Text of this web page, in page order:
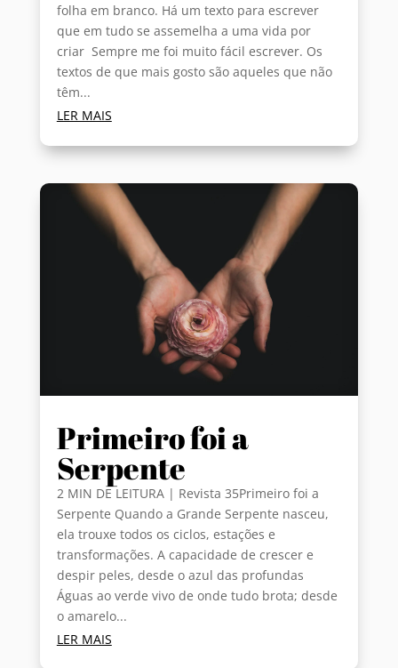
folha em branco. Há um texto para escrever
que em tudo se assemelha a uma vida por
criar Sempre me foi muito fácil escrever. Os
textos de que mais gosto são aqueles que não
têm...
LER MAIS
Primeiro foi a
Serpente
2 MIN DE LEITURA | Revista 35Primeiro foi a
Serpente Quando a Grande Serpente nasceu,
ela trouxe todos os ciclos, estações e
transformações. A capacidade de crescer e
despir peles, desde o azul das profundas
Águas ao verde vivo de onde tudo brota; desde
o amarelo...
LER MAIS